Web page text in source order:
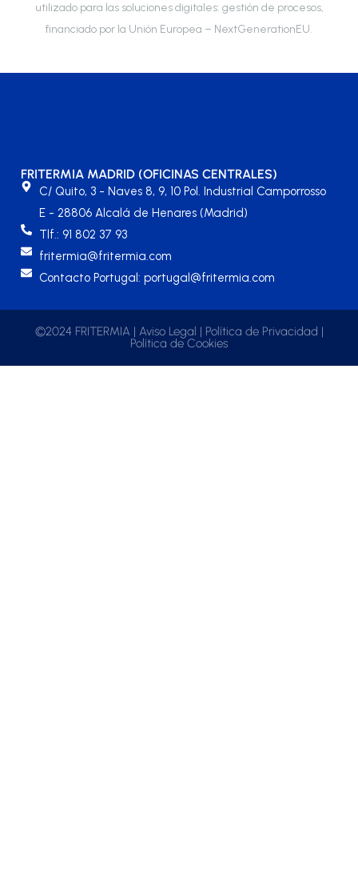
utilizado para las soluciones digitales: gestión de procesos,
financiado por la Unión Europea – NextGenerationEU.
FRITERMIA MADRID (OFICINAS CENTRALES)
C/ Quito, 3 - Naves 8, 9, 10 Pol. Industrial Camporrosso
E - 28806 Alcalá de Henares (Madrid)
Tlf.: 91 802 37 93
fritermia@fritermia.com
Contacto Portugal: portugal@fritermia.com
©2024 FRITERMIA | Aviso Legal | Política de Privacidad |
Política de Cookies